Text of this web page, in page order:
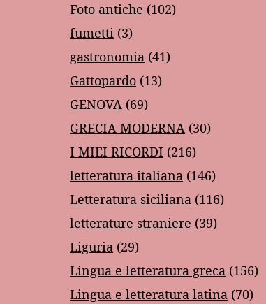
Foto antiche (102)
fumetti (3)
gastronomia (41)
Gattopardo (13)
GENOVA (69)
GRECIA MODERNA (30)
I MIEI RICORDI (216)
letteratura italiana (146)
Letteratura siciliana (116)
letterature straniere (39)
Liguria (29)
Lingua e letteratura greca (156)
Lingua e letteratura latina (70)